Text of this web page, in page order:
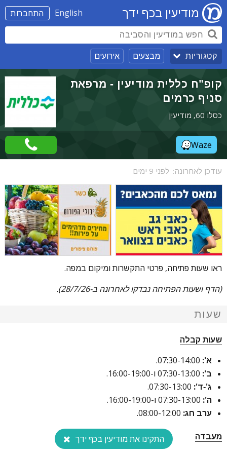
התחברות English מודיעין בכף ידך
קטגוריות מבצעים אירועים
קופ"ח כללית מודיעין - מרפאת
סניף כרמים
כסלו 60, מודיעין
Waze
עודכן לאחרונה: לפני 9 ימים
ראו שעות פתיחה, פרטי התקשרות ומיקום במפה.
(הדף ושעות הפתיחה נבדקו לאחרונה ב-28/7/26).
שעות
שעות קבלה
א':
ב':
ג'-ד':
ה':
ערב חג:
מעבדה התקינו את מודיעין בכף ידך